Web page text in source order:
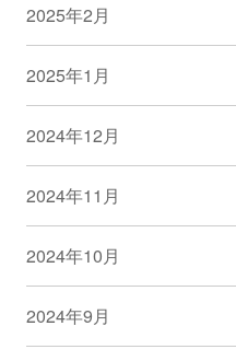
2025年2月
2025年1月
2024年12月
2024年11月
2024年10月
2024年9月